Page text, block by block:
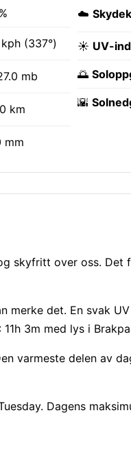
kph (337°)
mb
km
mm
☁️
☀️ UV-
🌅
🌇
skyfritt over oss. Det
merke det. En svak
3m med lys i
varmeste delen av
Dagens